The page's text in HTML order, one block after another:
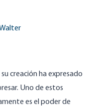
creación ha expresado
Uno de estos
es el poder de